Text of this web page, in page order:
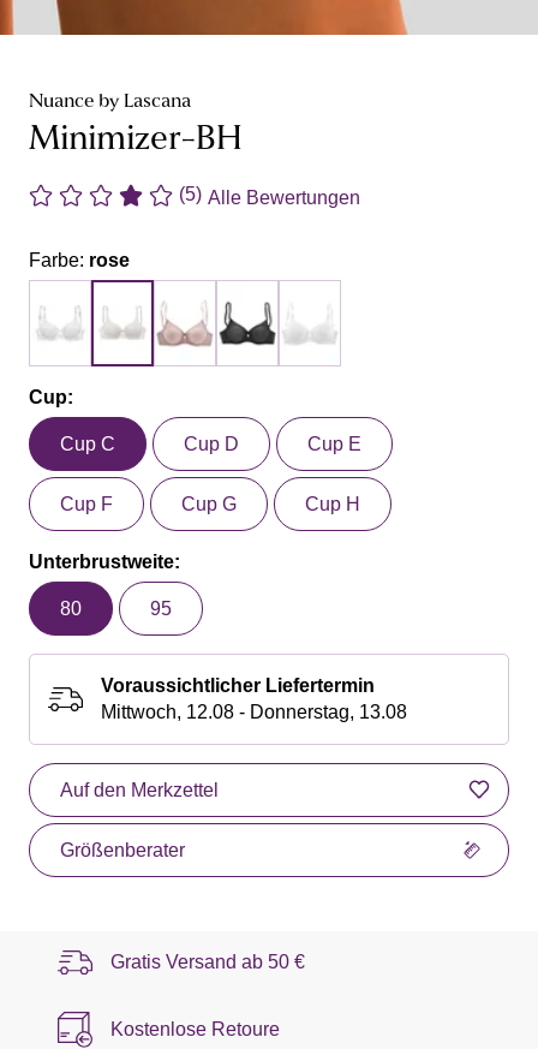
Nuance by Lascana
Minimizer-BH
(5) Alle Bewertungen
Farbe: rose
Cup:
Cup C Cup D Cup E
Cup F Cup G Cup H
Unterbrustweite:
80 95
Voraussichtlicher Liefertermin
Mittwoch, 12.08 - Donnerstag, 13.08
Auf den Merkzettel
Größenberater
Gratis Versand ab 50 €
Kostenlose Retoure